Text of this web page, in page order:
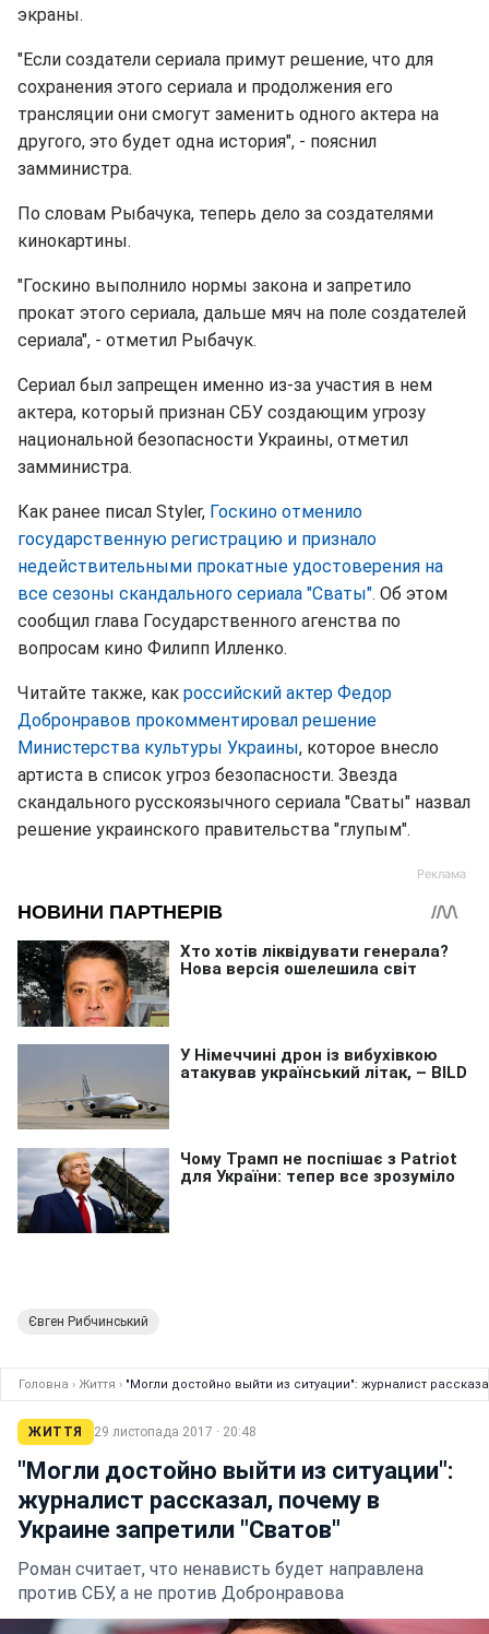
экраны.
"Если создатели сериала примут решение, что для
сохранения этого сериала и продолжения его
трансляции они смогут заменить одного актера на
другого, это будет одна история", - пояснил
замминистра.
По словам Рыбачука, теперь дело за создателями
кинокартины.
"Госкино выполнило нормы закона и запретило
прокат этого сериала, дальше мяч на поле создателей
сериала", - отметил Рыбачук.
Сериал был запрещен именно из-за участия в нем
актера, который признан СБУ создающим угрозу
национальной безопасности Украины, отметил
замминистра.
Как ранее писал Styler, Госкино отменило
государственную регистрацию и признало
недействительными прокатные удостоверения на
все сезоны скандального сериала "Сваты". Об этом
сообщил глава Государственного агенства по
вопросам кино Филипп Илленко.
Читайте также, как российский актер Федор
Добронравов прокомментировал решение
Министерства культуры Украины, которое внесло
артиста в список угроз безопасности. Звезда
скандального русскоязычного сериала "Сваты" назвал
решение украинского правительства "глупым".
Євген Рибчинський
Головна › Життя › "Могли достойно выйти из ситуации": журналист
ЖИТТЯ 29 листопада 2017 · 20:48
"Могли достойно выйти из ситуации":
журналист рассказал, почему в
Украине запретили "Сватов"
Роман считает, что ненависть будет направлена
против СБУ, а не против Добронравова